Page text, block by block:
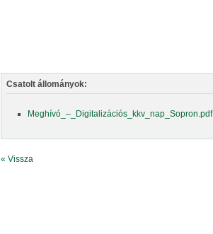
Csatolt állományok:
Meghívó_–_Digitalizációs_kkv_nap_Sopron.pdf
« Vissza